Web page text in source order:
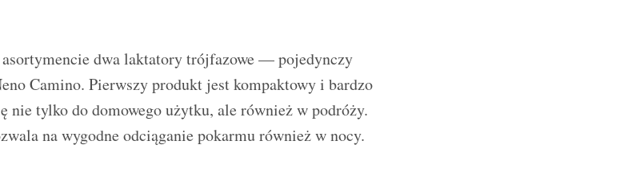
dwa laktatory trójfazowe — pojedynczy
Camino. Pierwszy produkt jest kompaktowy i bardzo
tylko do domowego użytku, ale również w podróży.
na wygodne odciąganie pokarmu również w nocy.